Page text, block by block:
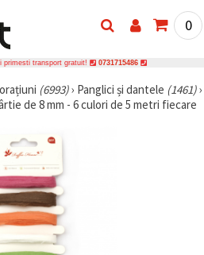
0
transport gratuit! 0731715486
(6993)› Panglici și dantele (1461)›
de 8 mm - 6 culori de 5 metri fiecare